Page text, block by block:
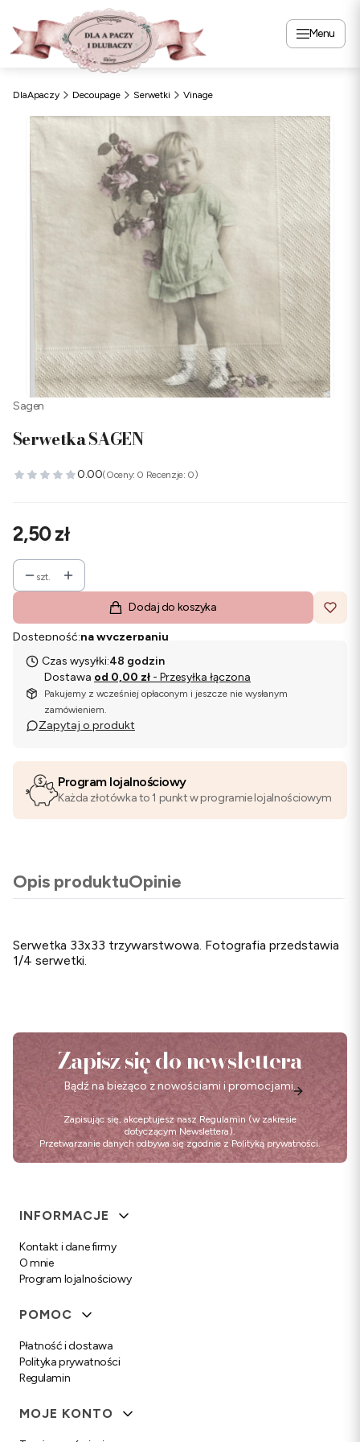
Menu
DlaApaczy Decoupage Serwetki Vinage
Sagen
Serwetka SAGEN
0.00(Oceny: 0 Recenzje: 0)
Cena
2,50 zł
szt.
Dodaj do koszyka
Dostępność:na wyczerpaniu
Czas wysyłki:48 godzin
Dostawa od 0,00 zł - Przesyłka łączona
Pakujemy z wcześniej opłaconym i jeszcze nie wysłanym
zamówieniem.
Zapytaj o produkt
Program lojalnościowy
Każda złotówka to 1 punkt w programie lojalnościowym
Opis produktuOpinie
Serwetka 33x33 trzywarstwowa. Fotografia przedstawia
1/4 serwetki.
Zapisz się do newslettera
Bądź na bieżąco z nowościami i promocjami.
Zapisując się, akceptujesz nasz Regulamin (w zakresie
dotyczącym Newslettera).
Przetwarzanie danych odbywa się zgodnie z Polityką prywatności.
Linki w stopce
INFORMACJE
Kontakt i dane firmy
O mnie
Program lojalnościowy
POMOC
Płatność i dostawa
Polityka prywatności
Regulamin
MOJE KONTO